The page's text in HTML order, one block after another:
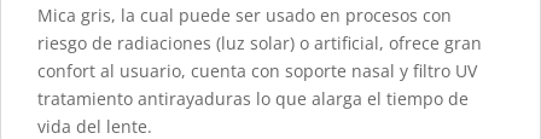
Mica gris, la cual puede ser usado en procesos con
riesgo de radiaciones (luz solar) o artificial, ofrece gran
confort al usuario, cuenta con soporte nasal y filtro UV
tratamiento antirayaduras lo que alarga el tiempo de
vida del lente.